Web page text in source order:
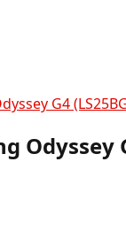
G4
Odyssey